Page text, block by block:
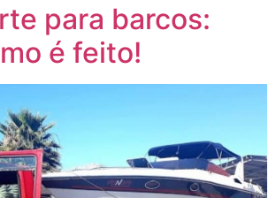
para barcos:
é feito!